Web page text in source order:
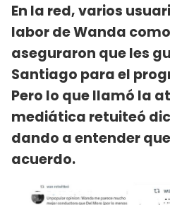
En la red, varios
labor de Wanda
aseguraron que les
Santiago para el
Pero lo que llamó la
mediática retuiteó
dando a entender
acuerdo.